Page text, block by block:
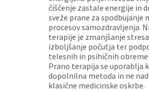
čiščenje zastale energije in
sveže prane za spodbujanje
procesov samozdravljenja.
terapije je zmanjšanje
izboljšanje počutja ter
telesnih in psihičnih
Prano terapija se uporablja
dopolnilna metoda in ne
klasične medicinske oskrbe.